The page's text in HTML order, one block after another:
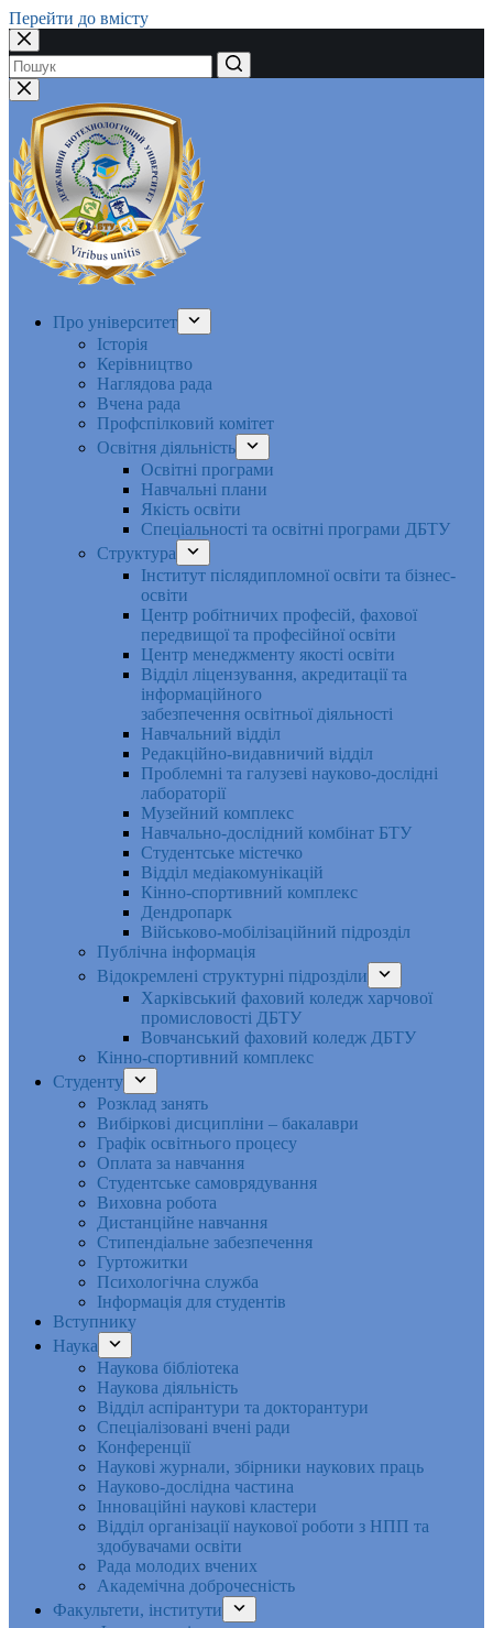
Перейти до вмісту
Немає
результатів
Про університет
Історія
Керівництво
Наглядова рада
Вчена рада
Профспілковий комітет
Освітня діяльність
Освітні програми
Навчальні плани
Якість освіти
Спеціальності та освітні програми ДБТУ
Структура
Інститут післядипломної освіти та бізнес-
освіти
Центр робітничих професій, фахової
передвищої та професійної освіти
Центр менеджменту якості освіти
Відділ ліцензування, акредитації та
інформаційного
забезпечення освітньої діяльності
Навчальний відділ
Редакційно-видавничий відділ
Проблемні та галузеві науково-дослідні
лабораторії
Музейний комплекс
Навчально-дослідний комбінат БТУ
Студентське містечко
Відділ медіакомунікацій
Кінно-спортивний комплекс
Дендропарк
Військово-мобілізаційний підрозділ
Публічна інформація
Відокремлені структурні підрозділи
Харківський фаховий коледж харчової
промисловості ДБТУ
Вовчанський фаховий коледж ДБТУ
Кінно-спортивний комплекс
Студенту
Розклад занять
Вибіркові дисципліни – бакалаври
Графік освітнього процесу
Оплата за навчання
Студентське самоврядування
Виховна робота
Дистанційне навчання
Стипендіальне забезпечення
Гуртожитки
Психологічна служба
Інформація для студентів
Вступнику
Наука
Наукова бібліотека
Наукова діяльність
Відділ аспірантури та докторантури
Спеціалізовані вчені ради
Конференції
Наукові журнали, збірники наукових праць
Науково-дослідна частина
Інноваційні наукові кластери
Відділ організації наукової роботи з НПП та
здобувачами освіти
Рада молодих вчених
Академічна доброчесність
Факультети, інститути